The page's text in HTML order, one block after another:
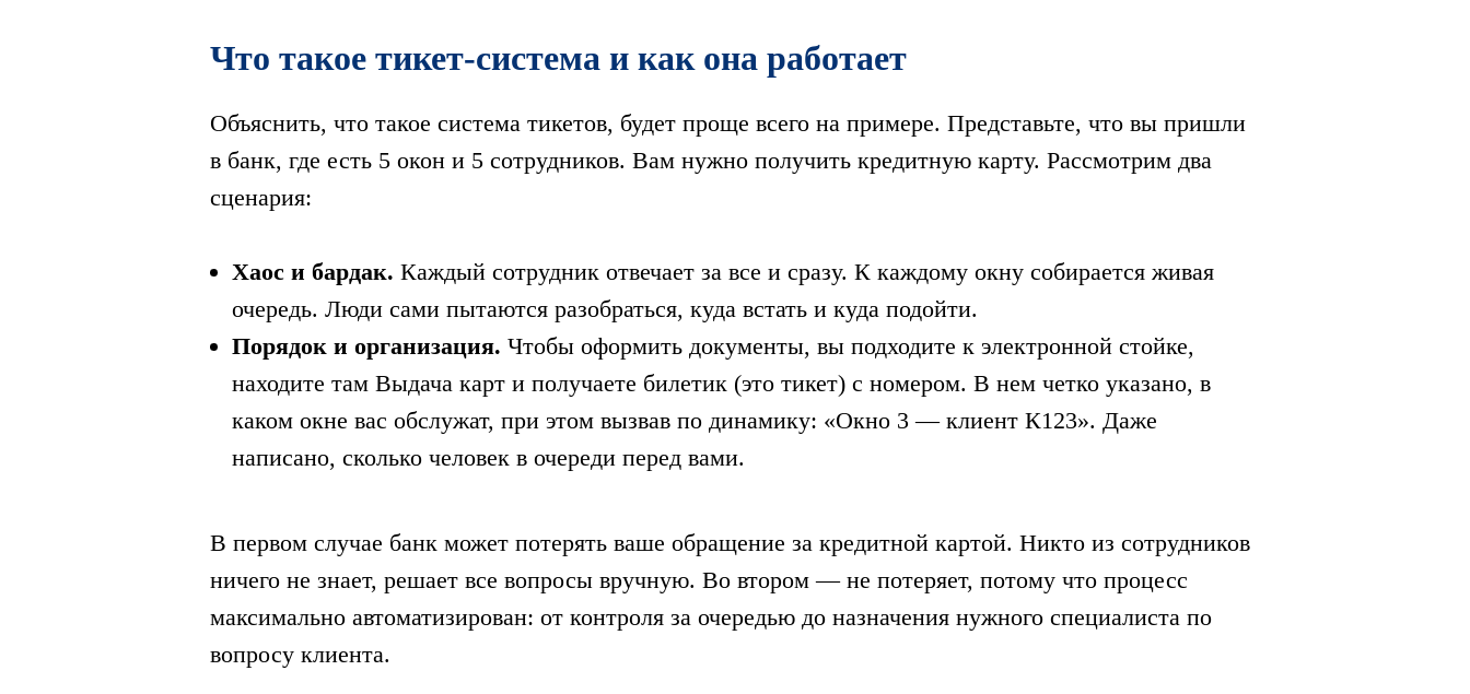
Что такое тикет-система и как она работает
Объяснить, что такое система тикетов, будет проще всего на примере. Представьте, что вы пришли
в банк, где есть 5 окон и 5 сотрудников. Вам нужно получить кредитную карту. Рассмотрим два
сценария:
Хаос и бардак. Каждый сотрудник отвечает ‎за все и сразу. К каждому окну собирается живая
очередь. Люди сами пытаются разобраться, куда встать и куда подойти.
Порядок и организация. Чтобы оформить документы, вы подходите к электронной стойке,
находите там Выдача карт и получаете билетик (это тикет) с номером. В нем четко указано, в
каком окне вас обслужат, при этом вызвав по динамику: «‎Окно 3 — клиент К123». Даже
написано, сколько человек в очереди перед вами.
В первом случае банк может ‎потерять ваше обращение за кредитной картой. Никто из сотрудников
ничего не знает, ‎решает все вопросы вручную. Во втором — не потеряет, потому что процесс
максимально автоматизирован: от контроля за очередью до назначения нужного специалиста по
вопросу клиента.